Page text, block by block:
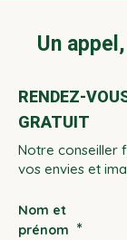
Un
RENDEZ-
GRATUIT
Notre conseiller
vos envies et
Nom et
prénom *